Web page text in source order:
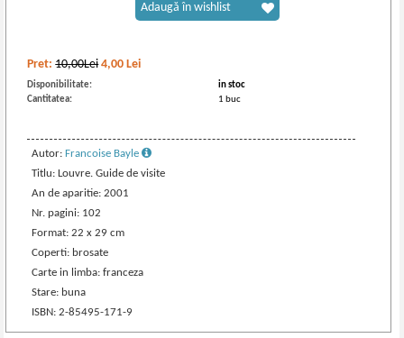
Pret:10,00Lei 4,00 Lei
Disponibilitate:
in stoc
Cantitatea:
1 buc
Autor:Francoise Bayle
Titlu: Louvre. Guide de visite
An de aparitie: 2001
Nr. pagini: 102
Format: 22 x 29 cm
Coperti: brosate
Carte in limba: franceza
Stare: buna
ISBN: 2-85495-171-9
Adaugă în wishlist